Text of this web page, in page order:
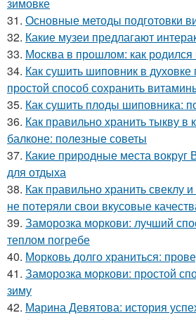
31. Основные методы подготовки
32. Какие музеи предлагают
33. Москва в прошлом: как родился
34. Как сушить шиповник в духовке
простой способ сохранить
35. Как сушить плоды шиповника:
36. Как правильно хранить тыкву в
балконе: полезные советы
37. Какие природные места вокруг
для отдыха
38. Как правильно хранить свеклу
не потеряли свои вкусовые
39. Заморозка моркови: лучший
теплом погребе
40. Морковь долго храниться:
41. Заморозка моркови: простой
зиму
42. Марина Девятова: история